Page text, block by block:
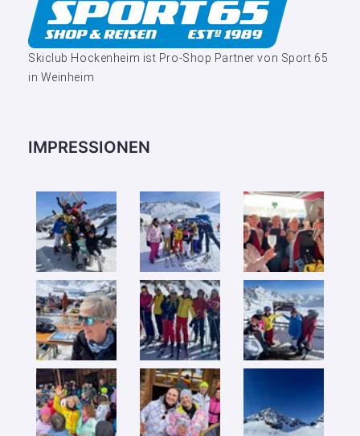
Skiclub Hockenheim ist Pro-Shop Partner von Sport 65
in Weinheim
IMPRESSIONEN